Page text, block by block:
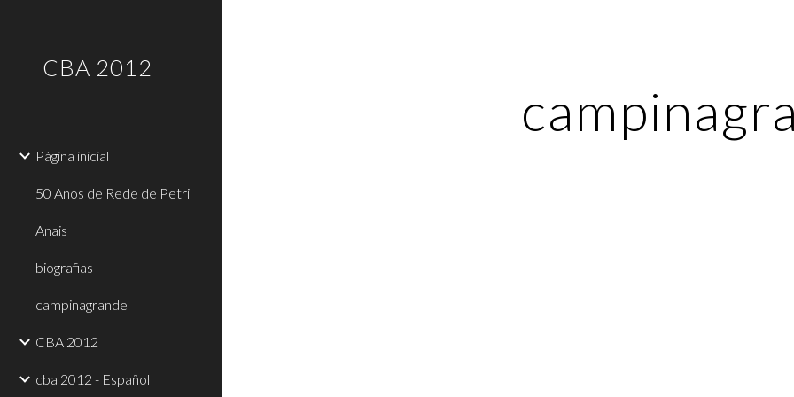
CBA 2012
Página inicial
50 Anos de Rede de Petri
Anais
biografias
campinagrande
CBA 2012
cba 2012 - Español